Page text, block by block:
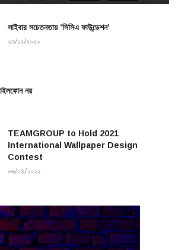
সাইবার সচেতনতায় ‘সিসিএ ফাউন্ডেশন’
২৩/১২/২০২০
নয়
TEAMGROUP to Hold 2021
International Wallpaper Design
Contest
০৬/০৪/২০২১